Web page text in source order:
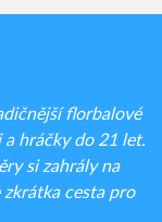
florbalové
hráčky do 21 let.
si zahrály na
cesta pro